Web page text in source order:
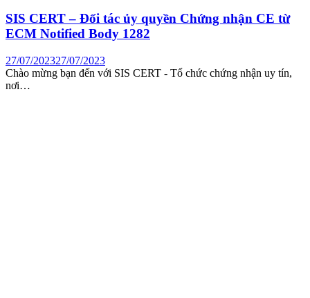
SIS CERT – Đối tác ủy quyền Chứng nhận CE từ
ECM Notified Body 1282
27/07/202327/07/2023
Chào mừng bạn đến với SIS CERT - Tổ chức chứng nhận uy tín,
nơi…